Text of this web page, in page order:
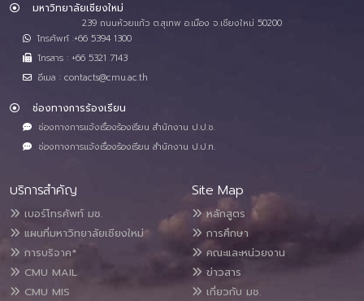
มหาวิทยาลัยเชียงใหม่
239 ถนนห้วยแก้ว ต.สุเทพ อ.เมือง จ.เชียงใหม่ 50200
โทรศัพท์ :+66 5394 1300
โทรสาร : +66 5321 7143
อีเมล : contacts@cmu.ac.th
ช่องทางการร้องเรียน
ช่องทางการแจ้งเรื่องร้องเรียน สำนักงาน ป.ป.ช.
ช่องทางการแจ้งเรื่องร้องเรียน สำนักงาน ป.ป.ท.
บริการสำคัญ
เบอร์โทรศัพท์ มช.
แผนที่มหาวิทยาลัยเชียงใหม่
การบริจาค*
CMU MAIL
CMU MIS
Site Map
หลักสูตร
การศึกษา
คณะและหน่วยงาน
ข่าวสาร
เกี่ยวกับ มช.